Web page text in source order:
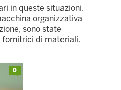
in queste situazioni.
organizzativa
sono state
di materiali.
0